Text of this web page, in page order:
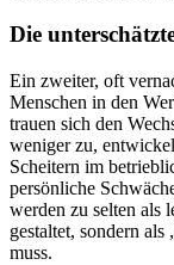
Die
Ein zweiter, oft
Menschen in den
trauen sich den
weniger zu,
Scheitern im
persönliche
werden zu selten als
gestaltet, sondern
muss.